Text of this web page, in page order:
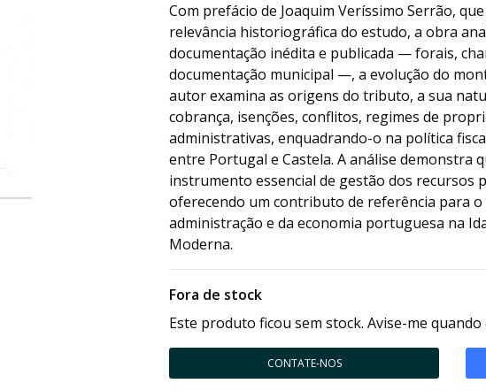
Com prefácio de Joaquim Veríssimo Serrão,
relevância historiográfica do estudo, a obra
documentação inédita e publicada — forais,
documentação municipal —, a evolução do
autor examina as origens do tributo, a sua
cobrança, isenções, conflitos, regimes de
administrativas, enquadrando-o na política
entre Portugal e Castela. A análise demonstra
instrumento essencial de gestão dos recursos
oferecendo um contributo de referência para o
administração e da economia portuguesa na
Moderna.
Fora de stock
Este produto ficou sem stock. Avise-me
CONTATE-NOS